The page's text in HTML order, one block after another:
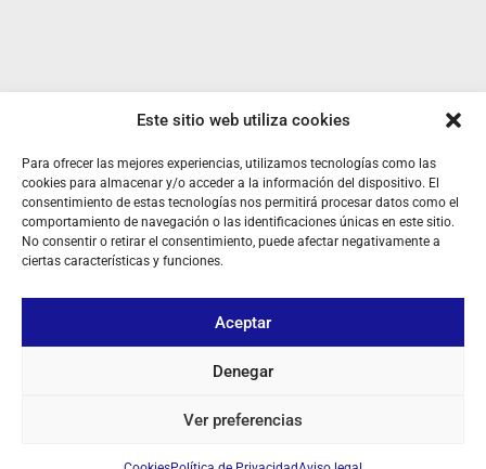
Este sitio web utiliza cookies
Para ofrecer las mejores experiencias, utilizamos tecnologías como las
cookies para almacenar y/o acceder a la información del dispositivo. El
consentimiento de estas tecnologías nos permitirá procesar datos como el
comportamiento de navegación o las identificaciones únicas en este sitio.
No consentir o retirar el consentimiento, puede afectar negativamente a
ciertas características y funciones.
Aceptar
Denegar
Ver preferencias
TU CUENTA
CONTACTO
+ 34 933 348 800
info@pihernz.com